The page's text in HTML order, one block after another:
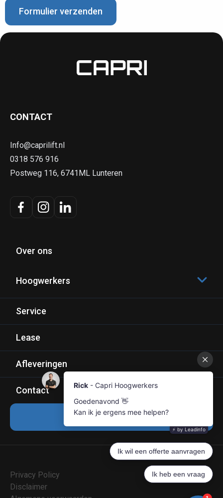
Formulier verzenden
CONTACT
Info@caprilift.nl
0318 576 916
Postweg 116, 6741ML Lunteren
Over ons
Hoogwerkers
Capri 06-08
Capri 08-10
Capri 10-12
Service
Lease
Afleveringen
Contact
Offerte aanvragen
Privacy Policy
Disclaimer